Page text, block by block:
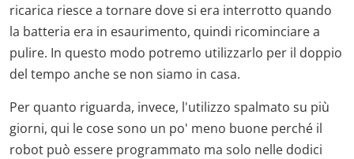
ricarica riesce a tornare dove si era interrotto quando
la batteria era in esaurimento, quindi ricominciare a
pulire. In questo modo potremo utilizzarlo per il doppio
del tempo anche se non siamo in casa.
Per quanto riguarda, invece, l'utilizzo spalmato su più
giorni, qui le cose sono un po' meno buone perché il
robot può essere programmato ma solo nelle dodici